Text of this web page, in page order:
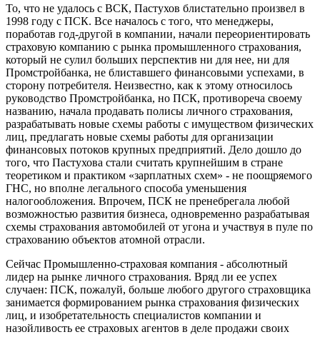
То, что не удалось с ВСК, Пастухов блистательно произвел в
1998 году с ПСК. Все началось с того, что менеджеры,
поработав год-другой в компании, начали переориентировать
страховую компанию с рынка промышленного страхования,
который не сулил больших перспектив ни для нее, ни для
Промстройбанка, не блиставшего финансовыми успехами, в
сторону потребителя. Неизвестно, как к этому относилось
руководство Промстройбанка, но ПСК, противореча своему
названию, начала продавать полисы личного страхования,
разрабатывать новые схемы работы с имуществом физических
лиц, предлагать новые схемы работы для организации
финансовых потоков крупных предприятий. Дело дошло до
того, что Пастухова стали считать крупнейшим в стране
теоретиком и практиком «зарплатных схем» - не поощряемого
ГНС, но вполне легального способа уменьшения
налогообложения. Впрочем, ПСК не пренебрегала любой
возможностью развития бизнеса, одновременно разрабатывая
схемы страхования автомобилей от угона и участвуя в пуле по
страхованию объектов атомной отрасли.
Сейчас Промышленно-страховая компания - абсолютный
лидер на рынке личного страхования. Вряд ли ее успех
случаен: ПСК, пожалуй, больше любого другого страховщика
занимается формированием рынка страхования физических
лиц, и изобретательность специалистов компании и
назойливость ее страховых агентов в деле продажи своих